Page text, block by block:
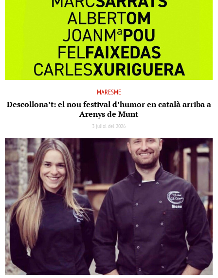
MARESME
Descollona’t: el nou festival d’humor en català arriba a
Arenys de Munt
3 juliol del 2026